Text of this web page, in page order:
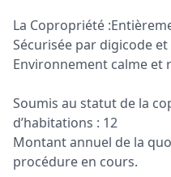
La Copropriété
Sécurisée par digicode
Environnement calme et
Soumis au statut de la
d’habitations : 12
Montant annuel de la
procédure en cours.